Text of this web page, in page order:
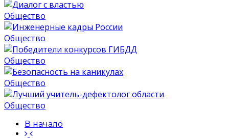
Общество
Общество
Общество
Общество
Общество
В начало